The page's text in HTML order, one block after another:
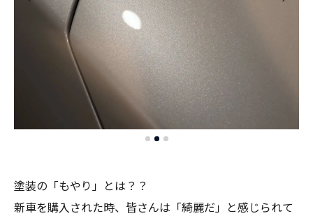
塗装の「もやり」とは？？
新車を購入された時、皆さんは「綺麗だ」と感じられて